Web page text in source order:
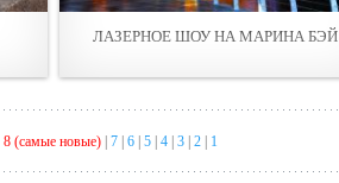
ЛАЗЕРНОЕ ШОУ НА МАРИНА БЭЙ
8 (самые новые) 7 6 5 4 3 2 1